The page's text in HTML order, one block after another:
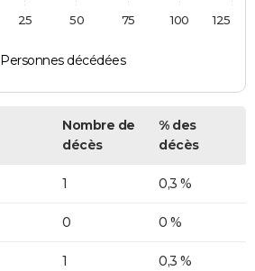
Personnes décédées
100
25 50 75 125
Nombre de
décès
% des
décès
1 0,3 %
0 0 %
1 0,3 %